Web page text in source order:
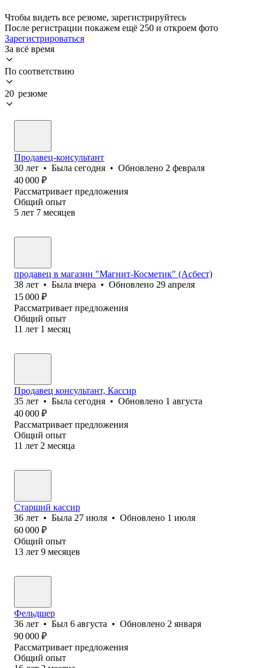
Чтобы видеть все резюме, зарегистрируйтесь
После регистрации покажем ещё 250 и откроем фото
Зарегистрироваться
За всё время
По соответствию
20 резюме
Продавец-консультант
30 лет • Была сегодня • Обновлено 2 февраля
40 000 ₽
Рассматривает предложения
Общий опыт
5 лет 7 месяцев
продавец в магазин "Магнит-Косметик" (Асбест)
38 лет • Была вчера • Обновлено 29 апреля
15 000 ₽
Рассматривает предложения
Общий опыт
11 лет 1 месяц
Продавец консультант, Кассир
35 лет • Была сегодня • Обновлено 1 августа
40 000 ₽
Рассматривает предложения
Общий опыт
11 лет 2 месяца
Старший кассир
36 лет • Была 27 июля • Обновлено 1 июля
60 000 ₽
Общий опыт
13 лет 9 месяцев
Фельдшер
36 лет • Был 6 августа • Обновлено 2 января
90 000 ₽
Рассматривает предложения
Общий опыт